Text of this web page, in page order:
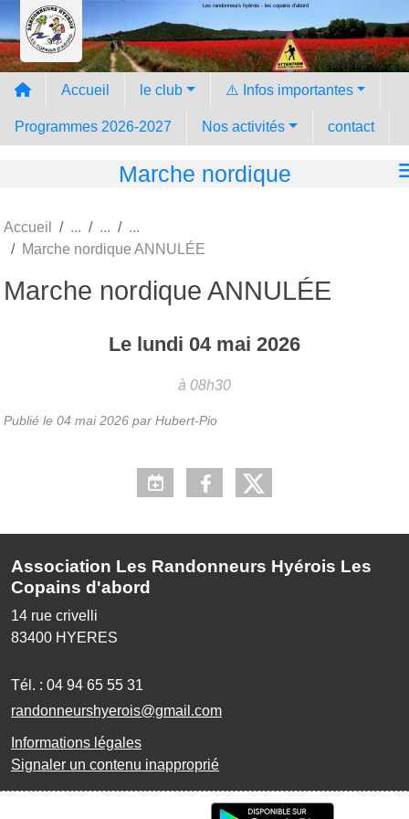
Les randonneurs hyèrois - les copains d'abord
Accueil le club ⚠️ Infos importantes
Programmes 2026-2027 Nos activités contact
Marche nordique
Accueil
Marche nordique ANNULÉE
Marche nordique ANNULÉE
Le lundi 04 mai 2026
à 08h30
Publié le 04 mai 2026 par Hubert-Pio
Association Les Randonneurs Hyérois Les
Copains d'abord
14 rue crivelli
83400 HYERES
Tél. : 04 94 65 55 31
randonneurshyerois@gmail.com
Informations légales
Signaler un contenu inapproprié
Panneau de gestion des cookies